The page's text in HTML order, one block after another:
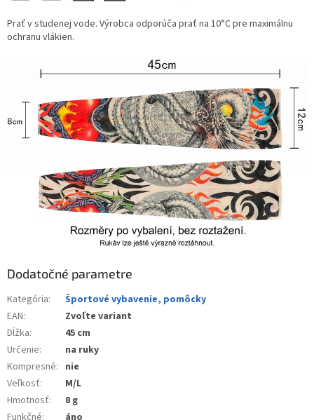
Prať v studenej vode. Výrobca odporúča prať na 10°C pre maximálnu
ochranu vlákien.
Dodatočné parametre
Kategória:
Športové vybavenie, pomôcky
EAN:
Zvoľte variant
Dĺžka:
45 cm
Určenie:
na ruky
Kompresné: nie
Veľkosť:
M/L
Hmotnosť:
8 g